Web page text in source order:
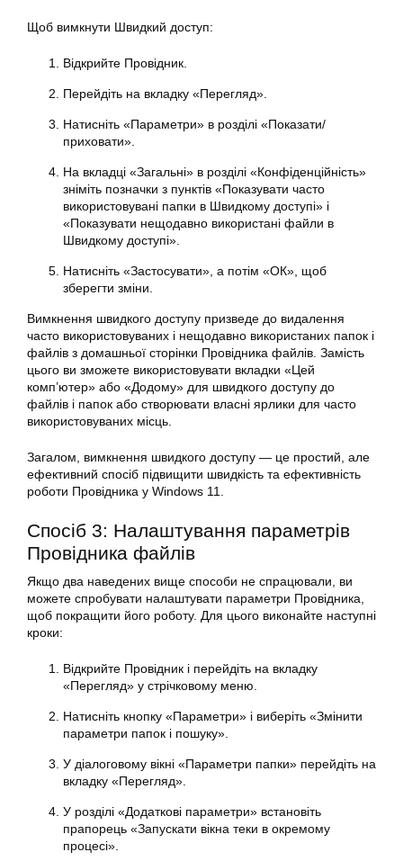
Щоб вимкнути Швидкий доступ:
Відкрийте Провідник.
Перейдіть на вкладку «Перегляд».
Натисніть «Параметри» в розділі «Показати/
приховати».
На вкладці «Загальні» в розділі «Конфіденційність»
зніміть позначки з пунктів «Показувати часто
використовувані папки в Швидкому доступі» і
«Показувати нещодавно використані файли в
Швидкому доступі».
Натисніть «Застосувати», а потім «ОК», щоб
зберегти зміни.
Вимкнення швидкого доступу призведе до видалення
часто використовуваних і нещодавно використаних папок і
файлів з домашньої сторінки Провідника файлів. Замість
цього ви зможете використовувати вкладки «Цей
комп’ютер» або «Додому» для швидкого доступу до
файлів і папок або створювати власні ярлики для часто
використовуваних місць.
Загалом, вимкнення швидкого доступу — це простий, але
ефективний спосіб підвищити швидкість та ефективність
роботи Провідника у Windows 11.
Спосіб 3: Налаштування параметрів
Провідника файлів
Якщо два наведених вище способи не спрацювали, ви
можете спробувати налаштувати параметри Провідника,
щоб покращити його роботу. Для цього виконайте наступні
кроки:
Відкрийте Провідник і перейдіть на вкладку
«Перегляд» у стрічковому меню.
Натисніть кнопку «Параметри» і виберіть «Змінити
параметри папок і пошуку».
У діалоговому вікні «Параметри папки» перейдіть на
вкладку «Перегляд».
У розділі «Додаткові параметри» встановіть
прапорець «Запускати вікна теки в окремому
процесі».